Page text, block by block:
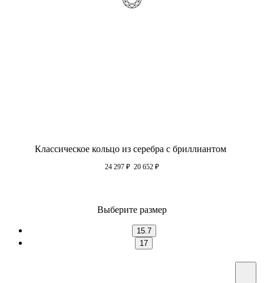
Классическое кольцо из серебра с бриллиантом
24 297 ₽ 20 652 ₽
Выберите размер
15.7
17